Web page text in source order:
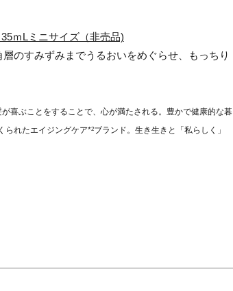
ｍLミニサイズ（非売品)
のすみずみまでうるおいをめぐらせ、もっちり
喜ぶことをすることで、心が満たされる。豊かで健康的な暮
られたエイジングケア*2ブランド。生き生きと「私らしく」